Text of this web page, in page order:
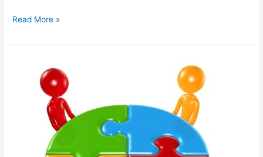
Plán
skupiny
Read More »